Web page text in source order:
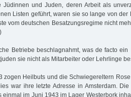
Jüdinnen und Juden, deren Arbeit als
Listen geführt, waren sie so lange von der
vom deutschen Besatzungsregime nicht
Betriebe beschlagnahmt, was de facto ein
sie nicht als Mitarbeiter oder Lehrlinge
zogen Heilbuts und die Schwiegereltern
war ihre letzte Adresse in Amsterdam.
einmal im Juni 1943 im Lager Westerbork